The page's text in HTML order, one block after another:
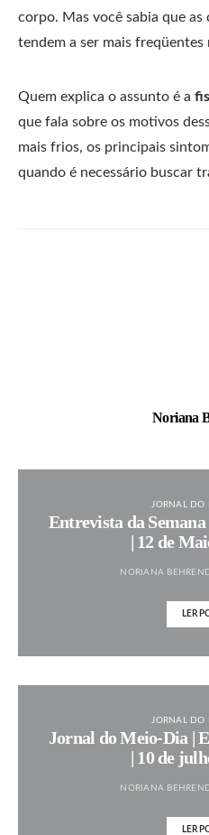
corpo. Mas você sabia que
tendem a ser mais freqüentes
Quem explica o assunto é a
que fala sobre os motivos
mais frios, os principais
quando é necessário buscar
Noriana
JORNAL DO
Entrevista da
| 12 de
NORIANA
LER
JORNAL DO
Jornal do Meio-Dia |
| 10 de
NORIANA
LER